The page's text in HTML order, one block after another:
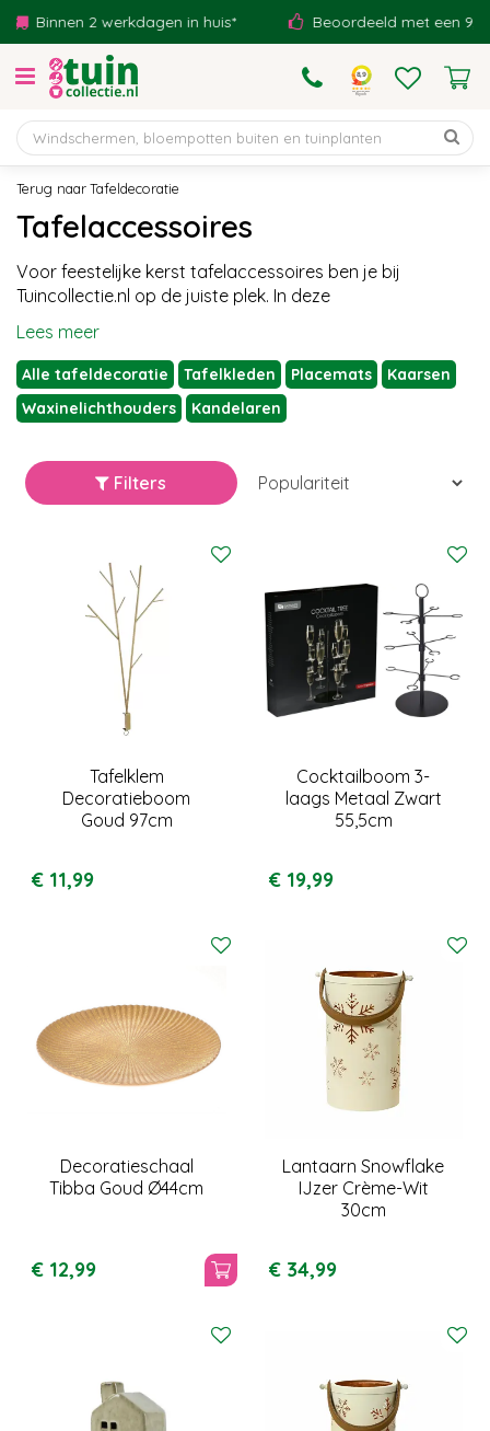
Tafeldecoratie
2 werkdagen in huis* Beoordeeld met een 9,1!
Tafelaccessoires
Voor feestelijke kerst tafelaccessoires ben je bij
Tuincollectie.nl op de juiste plek. In deze
Lees meer
Alle tafeldecoratie Tafelkleden Placemats
Kaarsen
Waxinelichthouders
Kandelaren
Filters
Tafelklem
Decoratieboom
Goud 97cm
€ 11,99
Cocktailboom 3-
laags Metaal Zwart
55,5cm
€ 19,99
Decoratieschaal
Tibba Goud Ø44cm
€ 12,99
Lantaarn Snowflake
IJzer Crème-Wit
30cm
€ 34,99